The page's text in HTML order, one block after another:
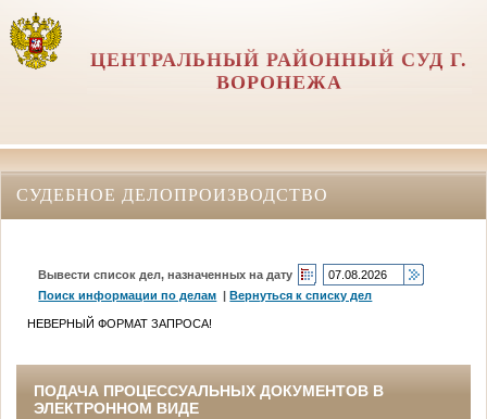
ЦЕНТРАЛЬНЫЙ РАЙОННЫЙ СУД Г.
ВОРОНЕЖА
СУДЕБНОЕ ДЕЛОПРОИЗВОДСТВО
Вывести список дел, назначенных на дату
Поиск информации по делам |Вернуться к списку дел
НЕВЕРНЫЙ ФОРМАТ ЗАПРОСА!
ПОДАЧА ПРОЦЕССУАЛЬНЫХ ДОКУМЕНТОВ В
ЭЛЕКТРОННОМ ВИДЕ